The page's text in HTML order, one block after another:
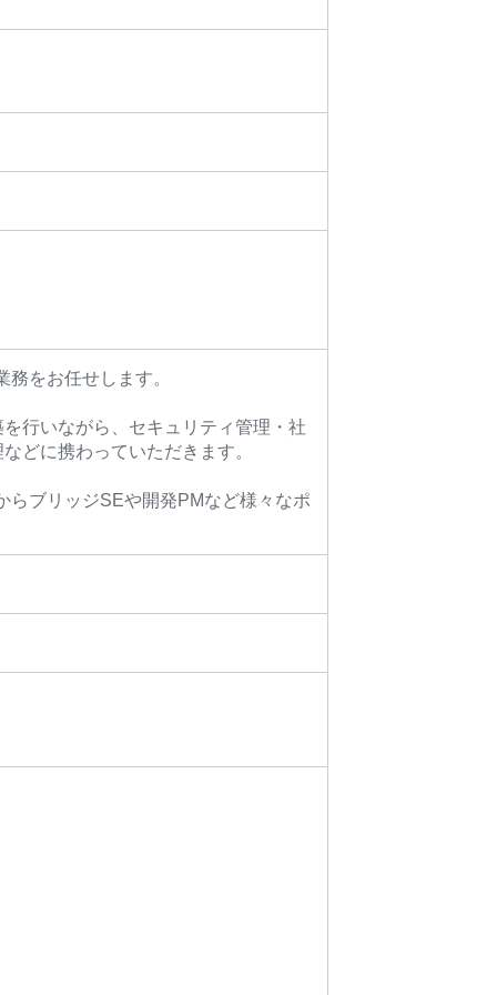
をお任せします。
行いながら、セキュリティ管理・社
どに携わっていただきます。
らブリッジSEや開発PMなど様々なポ